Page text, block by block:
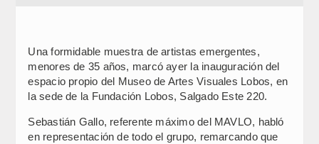
Una formidable muestra de artistas emergentes,
menores de 35 años, marcó ayer la inauguración del
espacio propio del Museo de Artes Visuales Lobos, en
la sede de la Fundación Lobos, Salgado Este 220.
Sebastián Gallo, referente máximo del MAVLO, habló
en representación de todo el grupo, remarcando que